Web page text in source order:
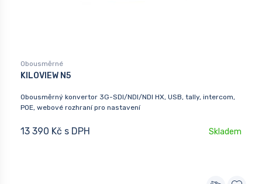
Obousměrné
KILOVIEW N5
Obousměrný konvertor 3G-SDI/NDI/NDI HX, USB, tally, intercom,
POE, webové rozhraní pro nastavení
13 390 Kč s DPH Skladem